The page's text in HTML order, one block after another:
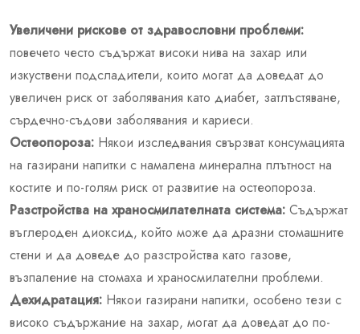
Увеличени рискове от здравословни проблеми:
повечето често съдържат високи нива на захар или
изкуствени подсладители, които могат да доведат до
увеличен риск от заболявания като диабет, затлъстяване,
сърдечно-съдови заболявания и кариеси.
Остеопороза: Някои изследвания свързват консумацията
на газирани напитки с намалена минерална плътност на
костите и по-голям риск от развитие на остеопороза.
Разстройства на храносмилателната система: Съдържат
въглероден диоксид, който може да дразни стомашните
стени и да доведе до разстройства като газове,
възпаление на стомаха и храносмилателни проблеми.
Дехидратация: Някои газирани напитки, особено тези с
високо съдържание на захар, могат да доведат до по-